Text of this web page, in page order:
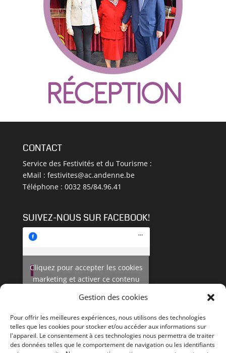
Gestion des cookies
Pour offrir les meilleures expériences, nous utilisons des technologies
telles que les cookies pour stocker et/ou accéder aux informations sur
l'appareil. Le consentement à ces technologies nous permettra de traiter
des données telles que le comportement de navigation ou les identifiants
CONTACT
Service des Festivités et du Tourisme :
eMail : festivites@ac.andenne.be
Téléphone : 0032 85/84.96.41
SUIVEZ-NOUS SUR FACEBOOK!
Fêtes de Wallonie d'Andenne
Cliquez pour accepter les cookies
marketing et activer ce contenu